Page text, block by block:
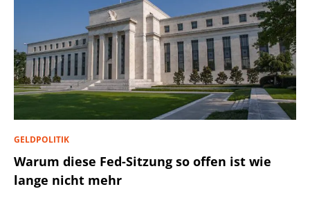
GELDPOLITIK
Warum diese Fed-Sitzung so offen ist wie
lange nicht mehr